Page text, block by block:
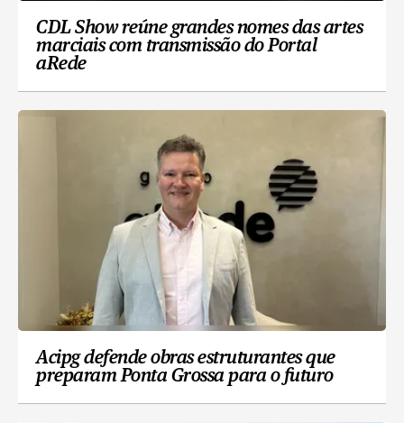
CDL Show reúne grandes nomes das artes
marciais com transmissão do Portal
aRede
Acipg defende obras estruturantes que
preparam Ponta Grossa para o futuro